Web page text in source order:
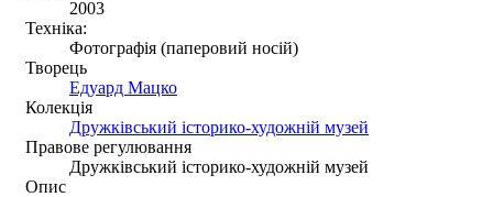
2003
Техніка:
Фотографія (паперовий носій)
Творець
Едуард Мацко
Колекція
Дружківський історико-художній музей
Правове регулювання
Дружківський історико-художній музей
Опис